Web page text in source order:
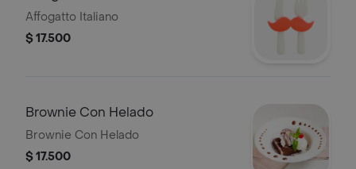
Affogatto Italiano
$ 17.500
Brownie Con Helado
Brownie Con Helado
$ 17.500